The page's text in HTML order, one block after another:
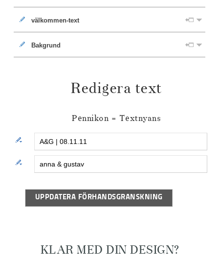
välkommen-text
Bakgrund
Redigera text
Pennikon = Textnyans
UPPDATERA FÖRHANDSGRANSKNING
KLAR MED DIN DESIGN?